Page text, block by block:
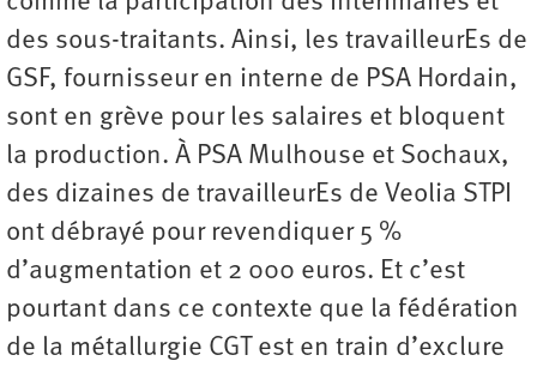
des sous-­traitants. Ainsi, les travailleurEs de
GSF, fournisseur en interne de PSA Hordain,
sont en grève pour les salaires et bloquent
la production. À PSA Mulhouse et Sochaux,
des dizaines de travailleurEs de Veolia STPI
ont débrayé pour revendiquer 5 %
d’augmentation et 2 000 euros. Et c’est
pourtant dans ce contexte que la fédération
de la métallurgie CGT est en train d’exclure